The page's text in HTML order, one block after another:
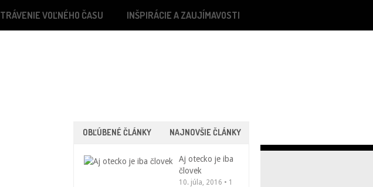
TRÁVENIE VOĽNÉHO ČASU INŠPIRÁCIE A ZAUJÍMAVOSTI
OBĽÚBENÉ ČLÁNKY NAJNOVŠIE ČLÁNKY
Aj otecko je iba
človek
10. júla, 2016 • 1